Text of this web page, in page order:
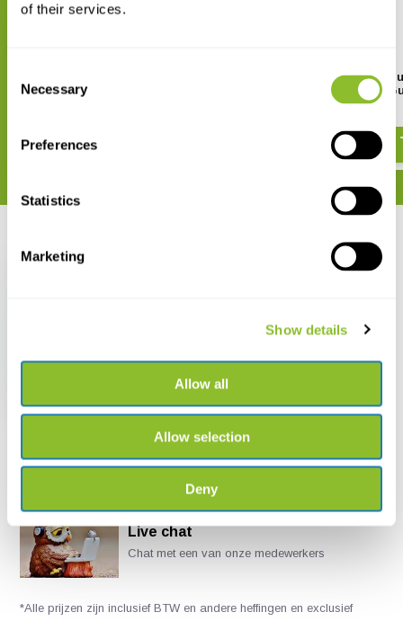
of their services.
Selection
Necessary
Preferences
Statistics
Marketing
Show details
Allow all
Allow selection
Deny
Annonaceae - Flora of
Suriname and French
Timber Trees of
Live chat
Chat met een van onze medewerkers
*Alle prijzen zijn inclusief BTW en andere heffingen en exclusief